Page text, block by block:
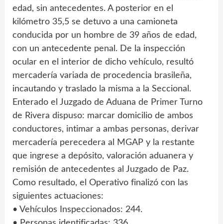
edad, sin antecedentes. A posterior en el
kilómetro 35,5 se detuvo a una camioneta
conducida por un hombre de 39 años de edad,
con un antecedente penal. De la inspección
ocular en el interior de dicho vehículo, resultó
mercadería variada de procedencia brasileña,
incautando y traslado la misma a la Seccional.
Enterado el Juzgado de Aduana de Primer Turno
de Rivera dispuso: marcar domicilio de ambos
conductores, intimar a ambas personas, derivar
mercadería perecedera al MGAP y la restante
que ingrese a depósito, valoración aduanera y
remisión de antecedentes al Juzgado de Paz.
Como resultado, el Operativo finalizó con las
siguientes actuaciones:
• Vehículos Inspeccionados: 244.